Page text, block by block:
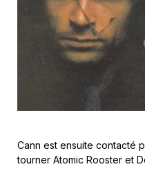
Cann est ensuite contacté
tourner Atomic Rooster et